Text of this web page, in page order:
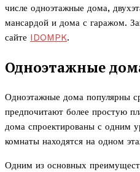
числе одноэтажные дома,
мансардой и дома с гаражом.
сайте IDOMPK.
Одноэтажные
Одноэтажные дома популярны
предпочитают более простую
дома спроектированы с одним
комнаты находятся на одном
Одним из основных